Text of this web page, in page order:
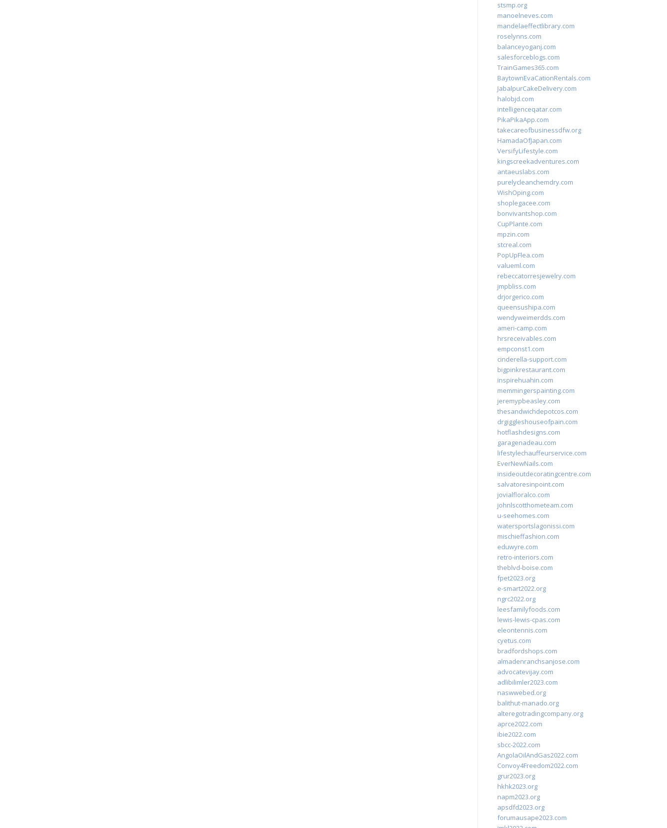
stsmp.org
manoelneves.com
mandelaeffectlibrary.com
roselynns.com
balanceyoganj.com
salesforceblogs.com
TrainGames365.com
BaytownEvaCationRentals.com
JabalpurCakeDelivery.com
halobjd.com
intelligenceqatar.com
PikaPikaApp.com
takecareofbusinessdfw.org
HamadaOfJapan.com
VersifyLifestyle.com
kingscreekadventures.com
antaeuslabs.com
purelycleanchemdry.com
WishOping.com
shoplegacee.com
bonvivantshop.com
CupPlante.com
mpzin.com
stcreal.com
PopUpFlea.com
valueml.com
rebeccatorresjewelry.com
jmpbliss.com
drjorgerico.com
queensushipa.com
wendyweimerdds.com
ameri-camp.com
hrsreceivables.com
empconst1.com
cinderella-support.com
bigpinkrestaurant.com
inspirehuahin.com
memmingerspainting.com
jeremypbeasley.com
thesandwichdepotcos.com
drgiggleshouseofpain.com
hotflashdesigns.com
garagenadeau.com
lifestylechauffeurservice.com
EverNewNails.com
insideoutdecoratingcentre.com
salvatoresinpoint.com
jovialfloralco.com
johnlscotthometeam.com
u-seehomes.com
watersportslagonissi.com
mischieffashion.com
eduwyre.com
retro-interiors.com
theblvd-boise.com
fpet2023.org
e-smart2022.org
ngrc2022.org
leesfamilyfoods.com
lewis-lewis-cpas.com
eleontennis.com
cyetus.com
bradfordshops.com
almadenranchsanjose.com
advocatevijay.com
adlibilimler2023.com
naswwebed.org
balithut-manado.org
alteregotradingcompany.org
aprce2022.com
ibie2022.com
sbcc-2022.com
AngolaOilAndGas2022.com
Convoy4Freedom2022.com
grur2023.org
hkhk2023.org
napm2023.org
apsdfd2023.org
forumausape2023.com